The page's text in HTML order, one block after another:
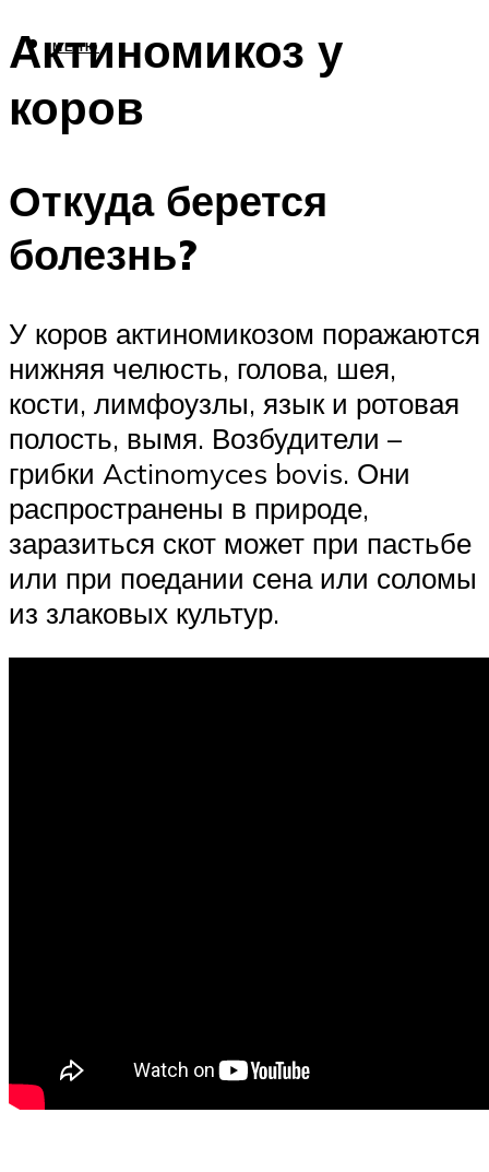
МЕНЮ
Актиномикоз у
коров
Откуда берется
болезнь?
У коров актиномикозом поражаются
нижняя челюсть, голова, шея,
кости, лимфоузлы, язык и ротовая
полость, вымя. Возбудители –
грибки Actinomyces bovis. Они
распространены в природе,
заразиться скот может при пастьбе
или при поедании сена или соломы
из злаковых культур.